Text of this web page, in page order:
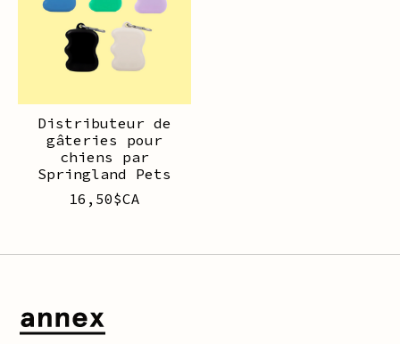
Distributeur de
gâteries pour
chiens par
Springland Pets
16,50$CA